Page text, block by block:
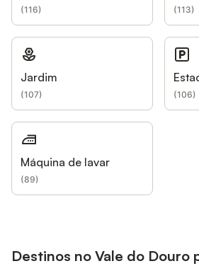
(116) (113)
Jardim
(107) (106)
Máquina de lavar
(89)
Destinos no Vale do Douro